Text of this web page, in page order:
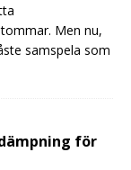
Men nu,
samspela som
för